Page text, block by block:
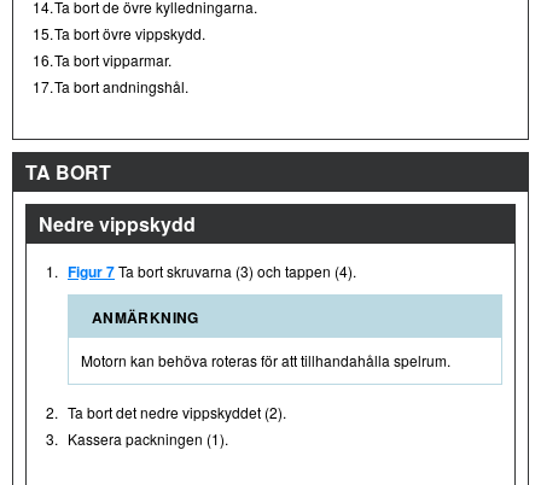
14.Ta bort de övre kylledningarna.
15.Ta bort övre vippskydd.
16.Ta bort vipparmar.
17.Ta bort andningshål.
TA BORT
Nedre vippskydd
1. Figur 7Ta bort skruvarna (3) och tappen (4).
ANMÄRKNING
Motorn kan behöva roteras för att tillhandahålla spelrum.
2. Ta bort det nedre vippskyddet (2).
3. Kassera packningen (1).